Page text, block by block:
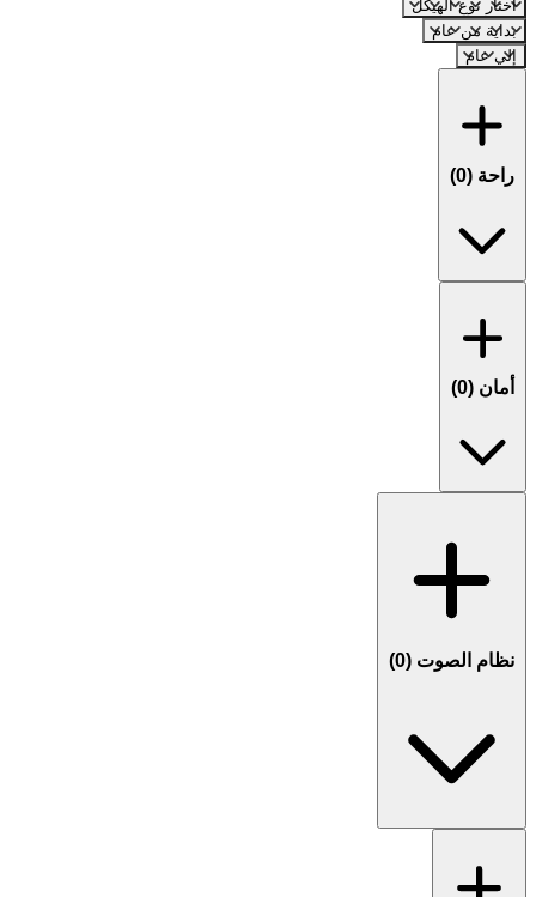
اختار نوع الهيكل
بداية من عام
إلي عام
راحة (0
)
أمان (0
)
نظام الصوت (0
)